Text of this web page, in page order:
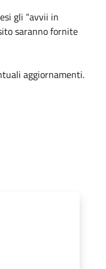
gli “avvii in
saranno fornite
aggiornamenti.